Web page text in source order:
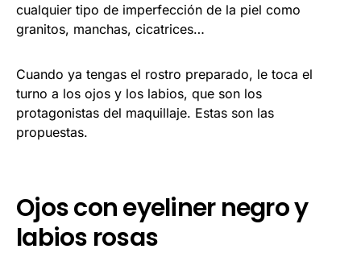
cualquier tipo de imperfección de la piel como
granitos, manchas, cicatrices…
Cuando ya tengas el rostro preparado, le toca el
turno a los ojos y los labios, que son los
protagonistas del maquillaje. Estas son las
propuestas.
Ojos con eyeliner negro y
labios rosas